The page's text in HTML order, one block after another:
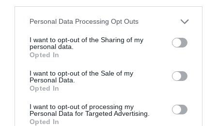
Please note that this website/app uses one or more Google
not limited to your visit or usage behaviour. You may click to
grant or deny consent to Google and its third-party tags to
use your data for below specified purposes in below Google
consent section.
Personal Data Processing Opt Outs
I want to opt-out of the Sharing of my
personal data.
Opted In
I want to opt-out of the Sale of my
Personal Data.
Opted In
I want to opt-out of processing my
Personal Data for Targeted Advertising.
Opted In
News και μάθετε πρώτοι όλες τις ειδήσεις
ΠΕΡΙΣΣΟΤΕΡA